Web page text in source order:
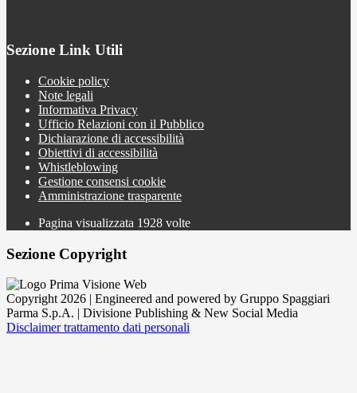
Sezione Link Utili
Cookie policy
Note legali
Informativa Privacy
Ufficio Relazioni con il Pubblico
Dichiarazione di accessibilità
Obiettivi di accessibilità
Whistleblowing
Gestione consensi cookie
Amministrazione trasparente
Pagina visualizzata 1928 volte
Sezione Copyright
Copyright 2026 | Engineered and powered by Gruppo Spaggiari
Parma S.p.A. | Divisione Publishing & New Social Media
Disclaimer trattamento dati personali